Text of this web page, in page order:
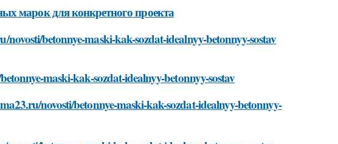
марок для конкретного проекта
betonnye-maski-kak-sozdat-idealnyy-betonnyy-sostav
maski-kak-sozdat-idealnyy-betonnyy-sostav
novosti/betonnye-maski-kak-sozdat-idealnyy-betonnyy-